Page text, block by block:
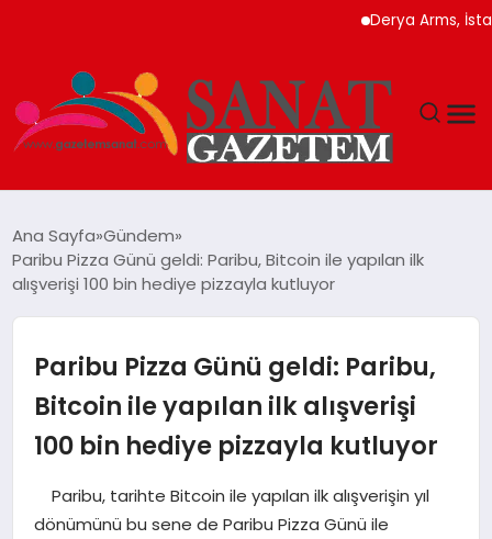
Derya Arms, İstanbul
TEKNOLOJI
YAŞAM
EKONOMI
Ana Sayfa Gündem
Paribu Pizza Günü geldi: Paribu, Bitcoin ile yapılan ilk
alışverişi 100 bin hediye pizzayla kutluyor
Paribu Pizza Günü geldi: Paribu,
Bitcoin ile yapılan ilk alışverişi
100 bin hediye pizzayla kutluyor
Paribu, tarihte Bitcoin ile yapılan ilk alışverişin yıl
dönümünü bu sene de Paribu Pizza Günü ile